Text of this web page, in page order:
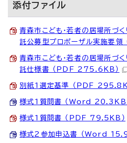
添付ファイル
青森市こども・若者の居場所づ
託公募型プロポーザル実施要
青森市こども・若者の居場所づ
託仕様書 （PDF 275.6KB）
別紙1選定基準 （PDF
様式1質問書 （Word 20.3KB
様式1質問書 （PDF 79.5KB）
様式2参加申込書 （Word